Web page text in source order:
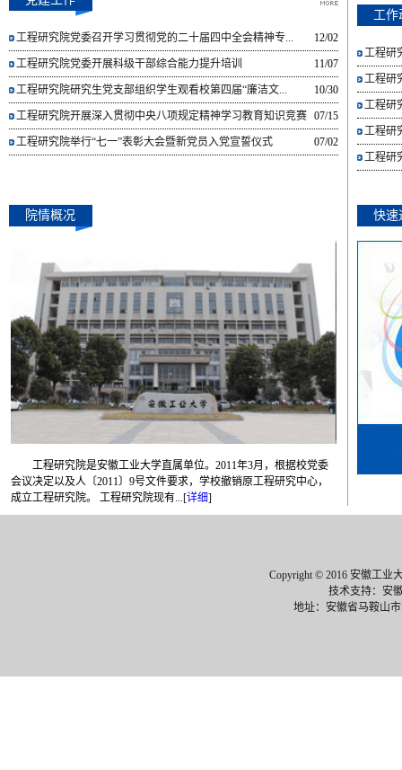
工程研究院党委召开学习贯彻党的二十届四中全会精神专... 12/02
工程研究院党委开展科级干部综合能力提升培训 11/07
工程研究院研究生党支部组织学生观看校第四届“廉洁文... 10/30
工程研究院开展深入贯彻中央八项规定精神学习教育知识竞赛 07/15
工程研究院举行“七一”表彰大会暨新党员入党宣誓仪式 07/02
工作
工程研
工程研
工程研
工程研
工程研
院情概况
工程研究院是安徽工业大学直属单位。2011年3月，根据校党委
会议决定以及人〔2011〕9号文件要求，学校撤销原工程研究中心，
成立工程研究院。 工程研究院现有...[详细]
快速
Copyright © 2016 安徽工业
技术支持：安
地址：安徽省马鞍山市